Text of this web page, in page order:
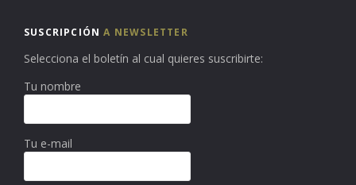
SUSCRIPCIÓNA NEWSLETTER
Selecciona el boletín al cual quieres suscribirte:
Tu nombre
Tu e-mail